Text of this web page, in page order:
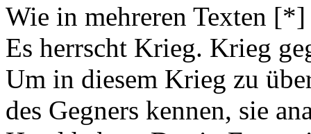
Wie in mehreren Texten
Es herrscht Krieg. Krieg
Um in diesem Krieg zu
des Gegners kennen, sie